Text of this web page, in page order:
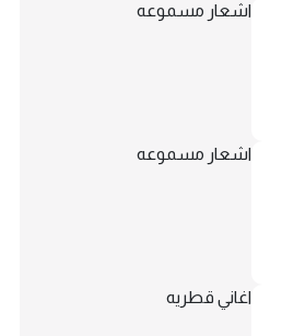
اشعار مسموعه
اشعار مسموعه
اغاني قطريه